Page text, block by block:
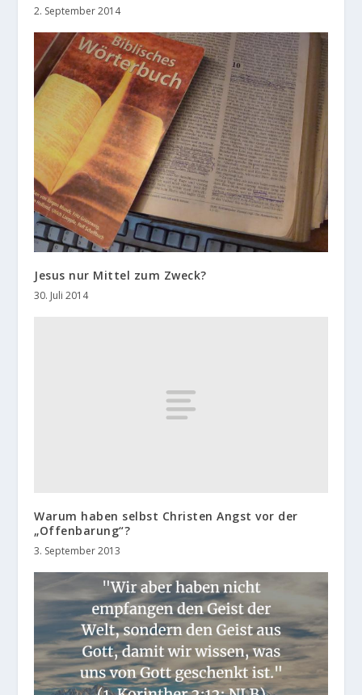
2. September 2014
Jesus nur Mittel zum Zweck?
30. Juli 2014
Warum haben selbst Christen Angst vor der
„Offenbarung“?
3. September 2013